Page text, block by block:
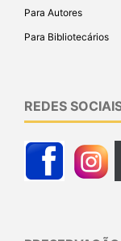
Para Autores
Para Bibliotecários
REDES